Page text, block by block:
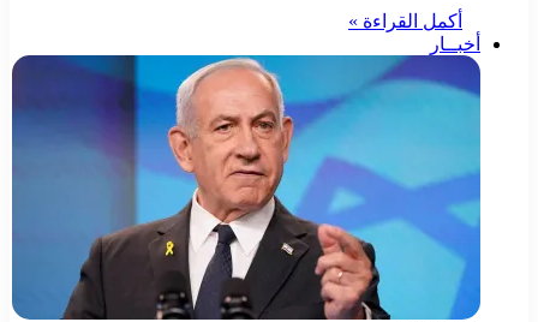
أكمل القراءة »
أخبــار